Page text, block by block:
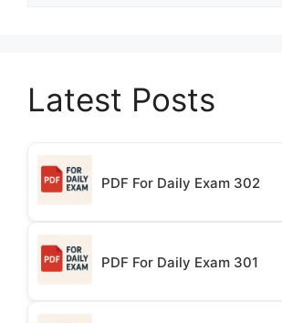
Latest Posts
PDF For Daily Exam 302
PDF For Daily Exam 301